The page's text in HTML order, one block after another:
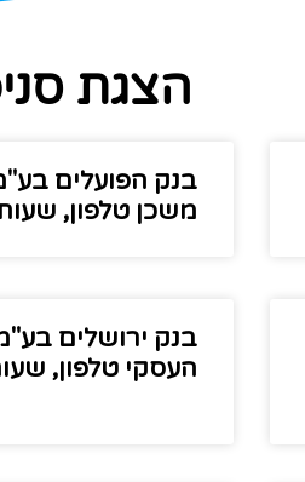
הצגת
בנק הפועלים
משכן טלפון,
בנק ירושלים
העסקי טלפון,